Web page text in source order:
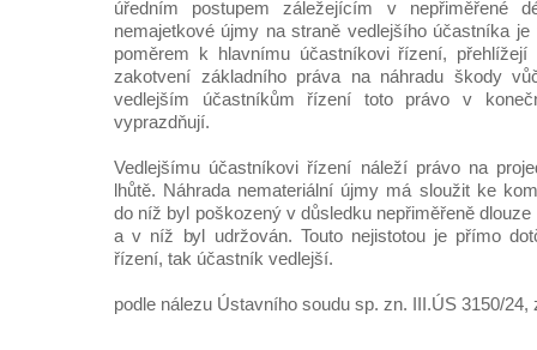
úředním postupem záležejícím v nepřiměřené
nemajetkové újmy na straně vedlejšího účastníka
poměrem k hlavnímu účastníkovi řízení, přehlížejí
zakotvení základního práva na náhradu škody
vedlejším účastníkům řízení toto právo v
vyprazdňují.
Vedlejšímu účastníkovi řízení náleží právo na
lhůtě. Náhrada nemateriální újmy má sloužit ke
do níž byl poškozený v důsledku nepřiměřeně
a v níž byl udržován. Touto nejistotou je přímo
řízení, tak účastník vedlejší.
podle nálezu Ústavního soudu sp. zn. III.ÚS 3150/24,